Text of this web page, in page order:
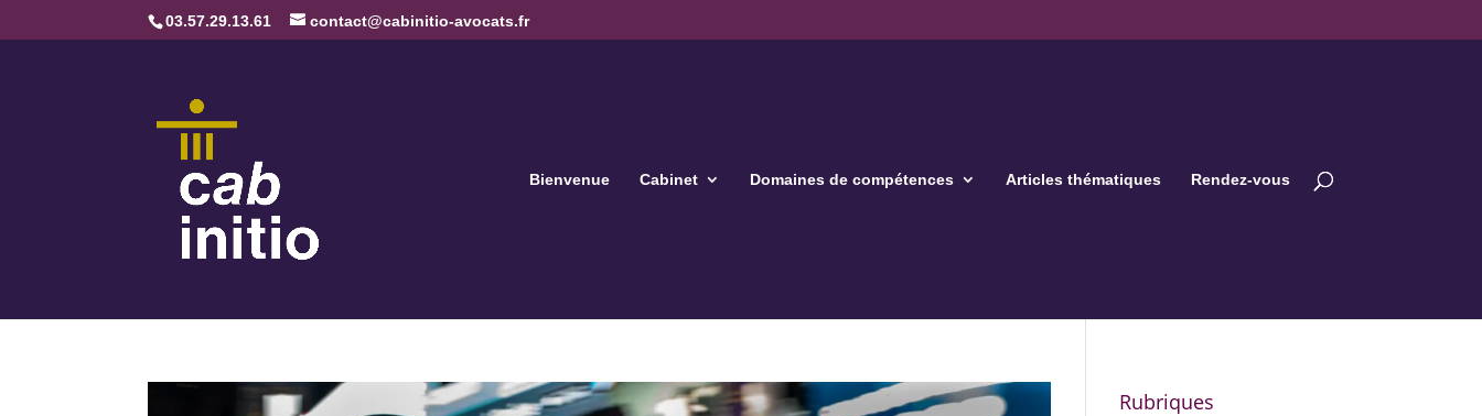
03.57.29.13.61 contact@cabinitio-avocats.fr
Bienvenue Cabinet Domaines de compétences Articles thématiques Rendez-vous
Rubriques